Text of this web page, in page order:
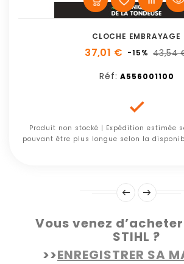
CLOCHE EMBRAYAGE
37,01 € -15% 43,54
Réf: A556001100

Produit non stocké | Expédition estimée
pouvant être plus longue selon la
Vous venez
STIHL ?
>>ENREGISTRER SA